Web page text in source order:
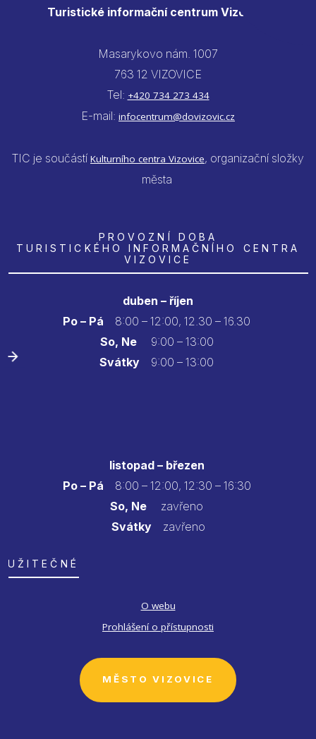
Turistické informační centrum Vizovice
Masarykovo nám. 1007
763 12 VIZOVICE
Tel: +420 734 273 434
E-mail: infocentrum@dovizovic.cz
TIC je součástí Kulturního centra Vizovice, organizační složky
města
PROVOZNÍ DOBA
TURISTICKÉHO INFORMAČNÍHO CENTRA
VIZOVICE
duben – říjen
Po – Pá
8:00 – 12:00, 12.30 – 16.30
So, Ne9:00 – 13:00
Svátky 9:00 – 13:00
listopad – březen
Po – Pá 8:00 – 12:00, 12:30 – 16:30
So, Ne zavřeno
Svátkyzavřeno
UŽITEČNÉ
O webu
Prohlášení o přístupnosti
MĚSTO VIZOVICE